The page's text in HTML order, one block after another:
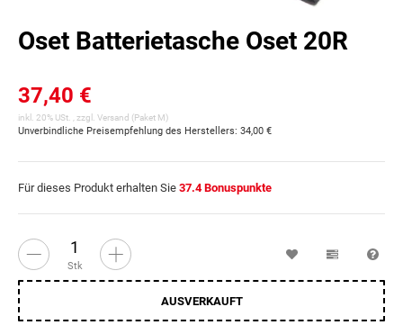
Oset Batterietasche Oset 20R
37,40 €
inkl. 20% USt. , zzgl. Versand (Paket M)
Unverbindliche Preisempfehlung des Herstellers: 34,00 €
Für dieses Produkt erhalten Sie 37.4Bonuspunkte
Stk
AUSVERKAUFT
Wunschzettel